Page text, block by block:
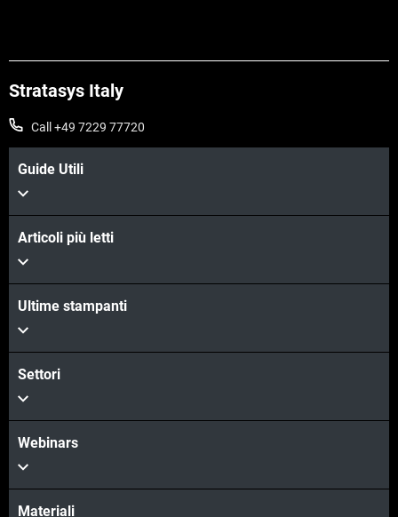
Stratasys Italy
Call +49 7229 77720
Guide Utili
Articoli più letti
Ultime stampanti
Settori
Webinars
Materiali